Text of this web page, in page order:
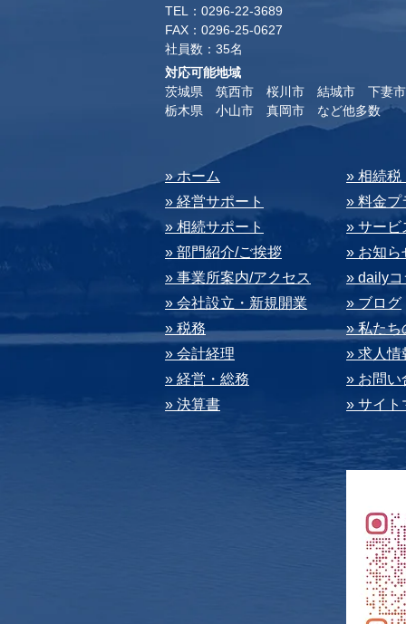
対応可能地域
茨城県 筑西市 桜川市 結城市 下妻
​栃木県 小山市 真岡市 など他多数
​» ホーム
» 経営サポート
» 相続サポート
» 部⾨紹介/ご挨拶
» 事業所案内/アクセス
» 会社設⽴・新規開業
» 税務
» 会計経理
» 経営・総務
» 決算書
​» 相続税
» 料⾦プ
» サービ
» お知ら
» dailyコ
» ブログ
» 私たち
» 求⼈情
» お問い
» サイト
TEL：0296-22-3689
​FAX：0296-25-0627
​社員数：35名​